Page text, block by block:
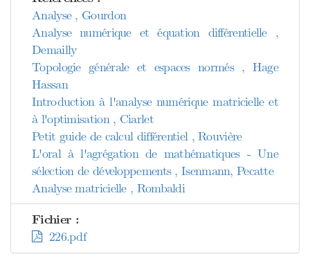
Analyse , Gourdon
Analyse numérique et équation différentielle ,
Demailly
Topologie générale et espaces normés , Hage
Hassan
Introduction à l'analyse numérique matricielle et
à l'optimisation , Ciarlet
Petit guide de calcul différentiel , Rouvière
L'oral à l'agrégation de mathématiques - Une
sélection de développements , Isenmann, Pecatte
Analyse matricielle , Rombaldi
Fichier :
226.pdf